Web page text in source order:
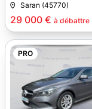
29 000 € à débattre
Saran (45770)
PRO